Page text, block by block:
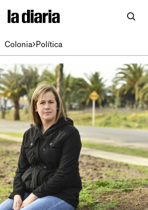
Colonia Política